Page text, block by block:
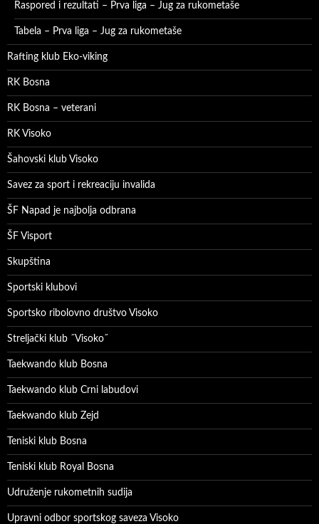
Raspored i rezultati – Prva liga – Jug za rukometaše
Tabela – Prva liga – Jug za rukometaše
Rafting klub Eko-viking
RK Bosna
RK Bosna – veterani
RK Visoko
Šahovski klub Visoko
Savez za sport i rekreaciju invalida
ŠF Napad je najbolja odbrana
ŠF Visport
Skupština
Sportski klubovi
Sportsko ribolovno društvo Visoko
Streljački klub ˝Visoko˝
Taekwando klub Bosna
Taekwando klub Crni labudovi
Taekwando klub Zejd
Teniski klub Bosna
Teniski klub Royal Bosna
Udruženje rukometnih sudija
Upravni odbor sportskog saveza Visoko